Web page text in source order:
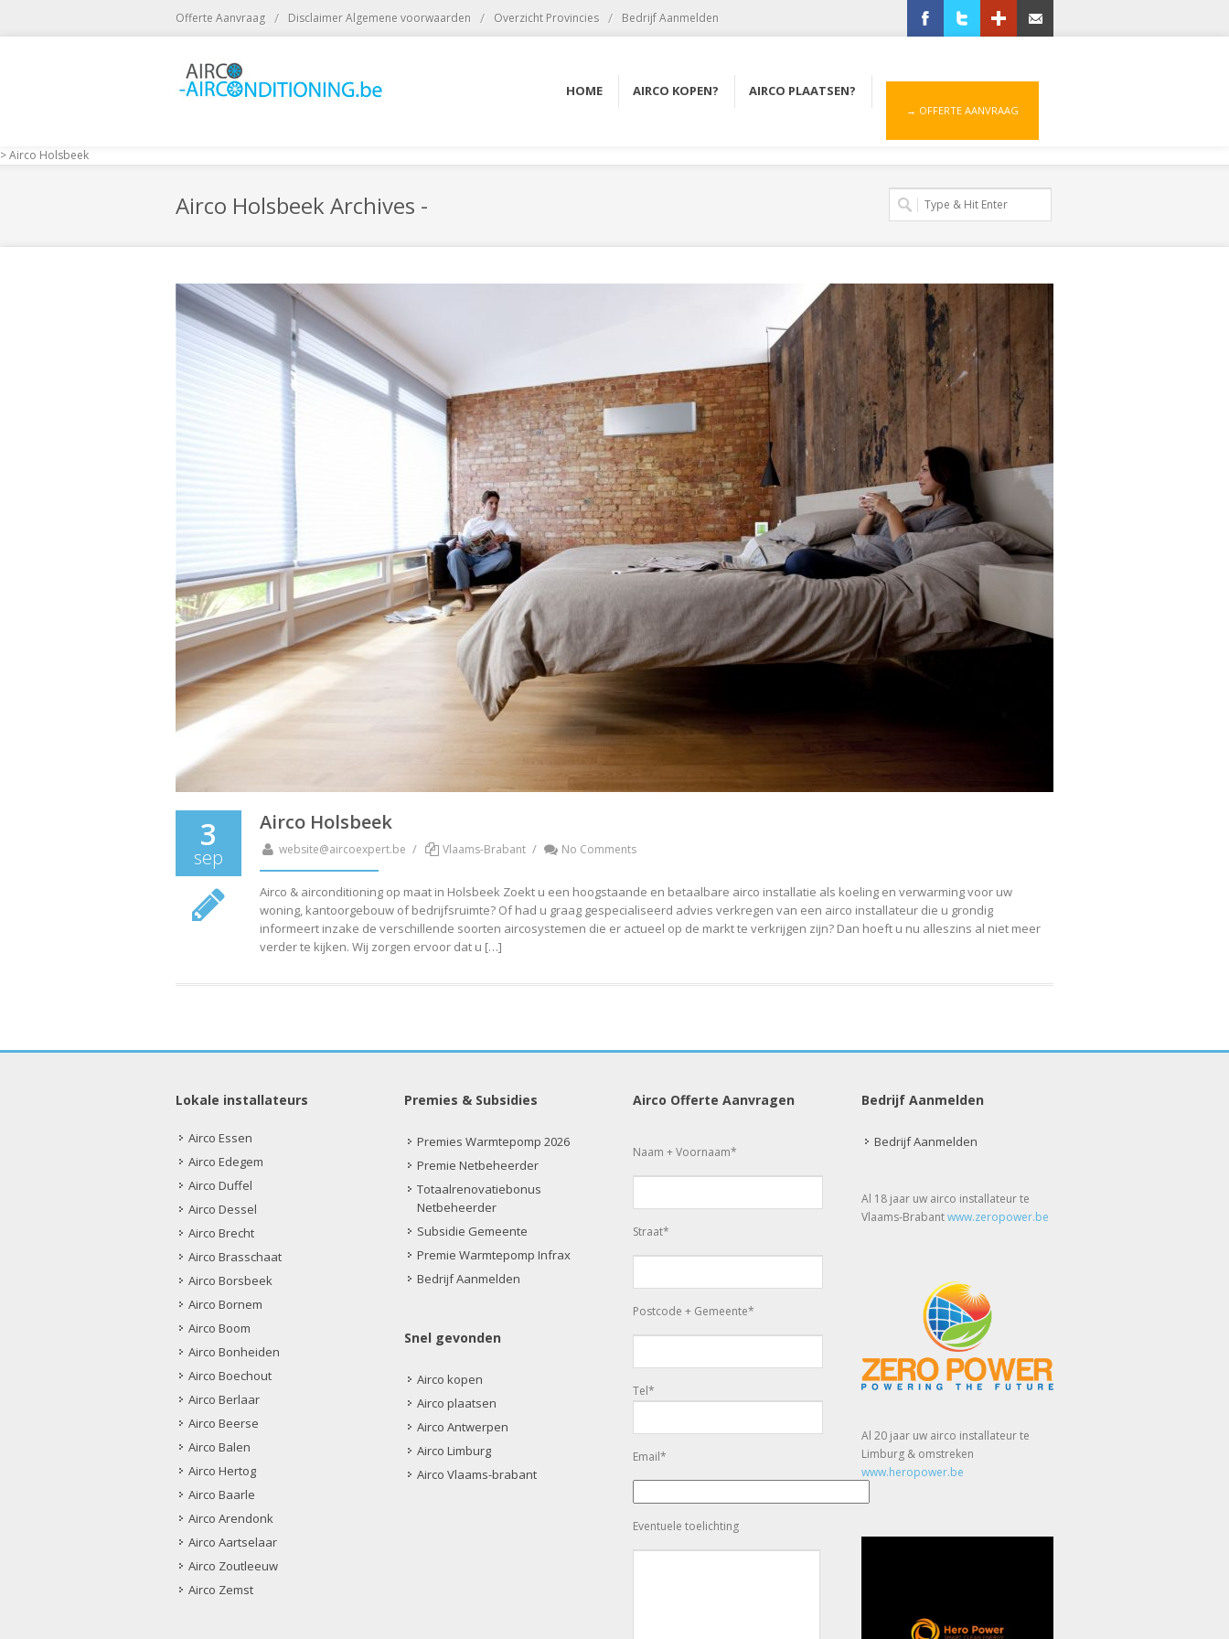
Offerte Aanvraag / Disclaimer Algemene voorwaarden / Overzicht Provincies / Bedrijf Aanmelden
HOME AIRCO KOPEN? AIRCO PLAATSEN?
→ OFFERTE AANVRAAG
>Airco Holsbeek
Airco Holsbeek Archives -
3
sep
Airco Holsbeek
website@aircoexpert.be / Vlaams-Brabant / No Comments
Airco & airconditioning op maat in Holsbeek Zoekt u een hoogstaande en betaalbare airco installatie als koeling en verwarming voor uw
woning, kantoorgebouw of bedrijfsruimte? Of had u graag gespecialiseerd advies verkregen van een airco installateur die u grondig
informeert inzake de verschillende soorten aircosystemen die er actueel op de markt te verkrijgen zijn? Dan hoeft u nu alleszins al niet meer
verder te kijken. Wij zorgen ervoor dat u […]
Lokale installateurs
Airco Essen
Airco Edegem
Airco Duffel
Airco Dessel
Airco Brecht
Airco Brasschaat
Airco Borsbeek
Airco Bornem
Airco Boom
Airco Bonheiden
Airco Boechout
Airco Berlaar
Airco Beerse
Airco Balen
Airco Hertog
Airco Baarle
Airco Arendonk
Airco Aartselaar
Airco Zoutleeuw
Airco Zemst
Premies & Subsidies
Premies Warmtepomp 2026
Premie Netbeheerder
Totaalrenovatiebonus
Netbeheerder
Subsidie Gemeente
Premie Warmtepomp Infrax
Bedrijf Aanmelden
Snel gevonden
Airco kopen
Airco plaatsen
Airco Antwerpen
Airco Limburg
Airco Vlaams-brabant
Airco Offerte Aanvragen
Naam + Voornaam*
Straat*
Postcode + Gemeente*
Tel*
Email*
Eventuele toelichting
Bedrijf Aanmelden
Bedrijf Aanmelden
Al 18 jaar uw airco installateur te
Vlaams-Brabantwww.zeropower.be
Al 20 jaar uw airco installateur te
Limburg & omstreken
www.heropower.be